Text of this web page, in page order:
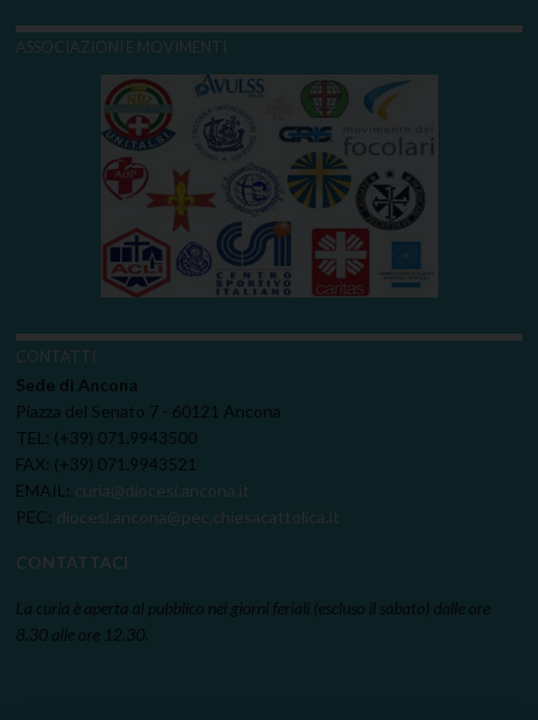
ASSOCIAZIONI E MOVIMENTI
CONTATTI
Sede di Ancona
Piazza del Senato 7 - 60121 Ancona
TEL: (+39) 071.9943500
FAX: (+39) 071.9943521
EMAIL: curia@diocesi.ancona.it
PEC: diocesi.ancona@pec.chiesacattolica.it
CONTATTACI
La curia è aperta al pubblico nei giorni feriali (escluso il sabato) dalle ore
8.30 alle ore 12.30.